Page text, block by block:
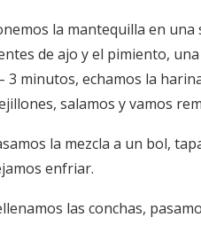
la mantequilla en
de ajo y el pimiento,
3 minutos, echamos la
salamos y vamos
la mezcla a un bol,
enfriar.
las conchas,